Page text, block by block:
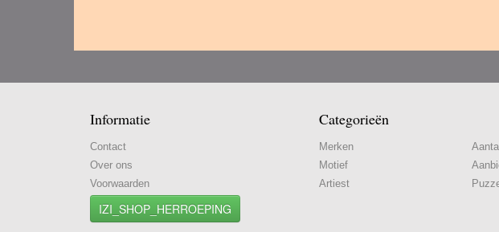
Informatie
Contact
Over ons
Voorwaarden
IZI_SHOP_HERROEPING
Categorieën
Merken
Motief
Artiest